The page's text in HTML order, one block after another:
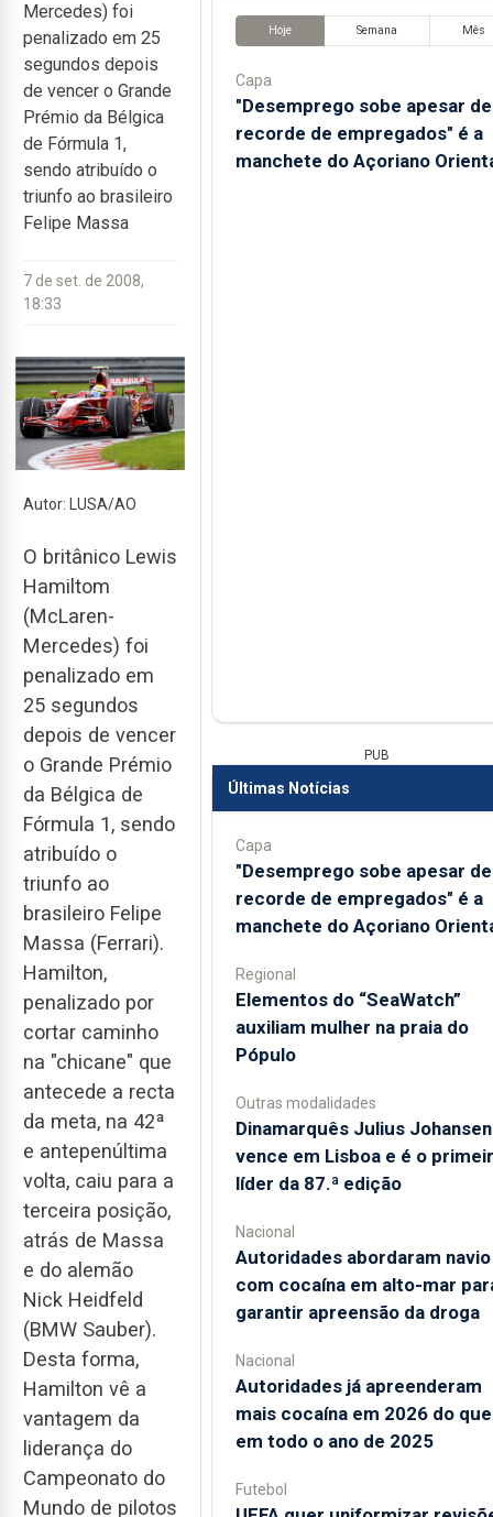
Mercedes) foi
penalizado em 25
segundos depois
de vencer o Grande
Prémio da Bélgica
de Fórmula 1,
sendo atribuído o
triunfo ao brasileiro
Felipe Massa
7 de set. de 2008,
18:33
Autor: LUSA/AO
O britânico Lewis
Hamiltom
(McLaren-
Mercedes) foi
penalizado em
25 segundos
depois de vencer
o Grande Prémio
da Bélgica de
Fórmula 1, sendo
atribuído o
triunfo ao
brasileiro Felipe
Massa (Ferrari).
Hamilton,
penalizado por
cortar caminho
na "chicane" que
antecede a recta
da meta, na 42ª
e antepenúltima
volta, caiu para a
terceira posição,
atrás de Massa
e do alemão
Nick Heidfeld
(BMW Sauber).
Desta forma,
Hamilton vê a
vantagem da
liderança do
Campeonato do
Mundo de pilotos
Hoje Semana Mês
Capa
"Desemprego sobe apesar de
recorde de empregados" é a
manchete do Açoriano
PUB
Últimas Notícias
Capa
"Desemprego sobe apesar de
recorde de empregados" é a
manchete do Açoriano
Regional
​Elementos do “SeaWatch”
auxiliam mulher na praia do
Pópulo
Outras modalidades
Dinamarquês Julius Johansen
vence em Lisboa e é o
líder da 87.ª edição
Nacional
Autoridades abordaram navio
com cocaína em alto-mar
garantir apreensão da droga
Nacional
Autoridades já apreenderam
mais cocaína em 2026 do que
em todo o ano de 2025
Futebol